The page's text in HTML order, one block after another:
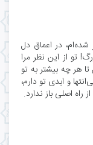
در اعماق دل
تو از این نظر مرا
هر چه بیشتر به تو
و ابدی تو دارم،
راه اصلی باز ندارد.